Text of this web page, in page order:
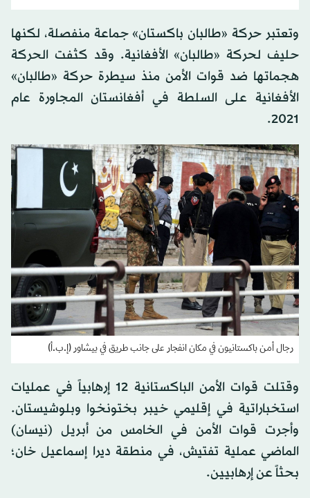
وتعتبر حركة «طالبان باكستان» جماعة منفصلة، لكنها
حليف لحركة «طالبان» الأفغانية. وقد كثفت الحركة
هجماتها ضد قوات الأمن منذ سيطرة حركة «طالبان»
الأفغانية على السلطة في أفغانستان المجاورة عام
2021.
رجال أمن باكستانيون في مكان انفجار على جانب طريق في بيشاور (إ.ب.أ)
وقتلت قوات الأمن الباكستانية 12 إرهابياً في عمليات
استخباراتية في إقليمي خيبر بختونخوا وبلوشيستان.
وأجرت قوات الأمن في الخامس من أبريل (نيسان)
الماضي عملية تفتيش، في منطقة ديرا إسماعيل خان؛
بحثاً عن إرهابيين.